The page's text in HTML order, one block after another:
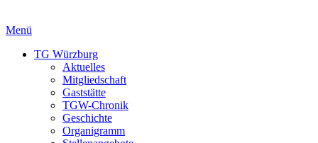
Menü
TG Würzburg
Aktuelles
Mitgliedschaft
Gaststätte
TGW-Chronik
Geschichte
Organigramm